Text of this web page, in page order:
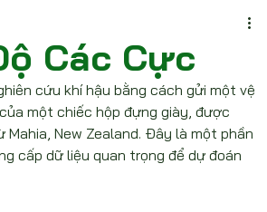
Các Cực
cứu khí hậu bằng cách gửi một vệ
một chiếc hộp đựng giày, được
New Zealand. Đây là một phần
cấp dữ liệu quan trọng để dự đoán